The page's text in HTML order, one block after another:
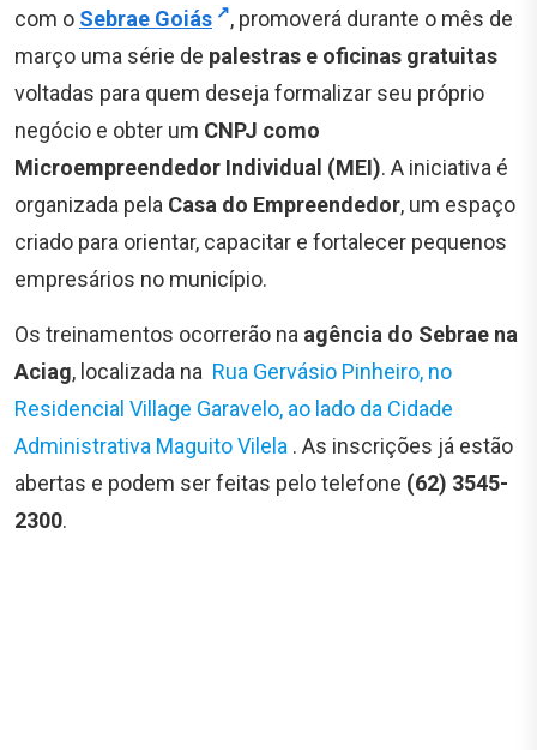
com o Sebrae Goiás
, promoverá durante o mês de
março uma série de palestras e oficinas gratuitas
voltadas para quem deseja formalizar seu próprio
negócio e obter um CNPJ como
Microempreendedor Individual (MEI). A iniciativa é
organizada pela Casa do Empreendedor, um espaço
criado para orientar, capacitar e fortalecer pequenos
empresários no município.
Os treinamentos ocorrerão na agência do Sebrae na
Aciag, localizada na Rua Gervásio Pinheiro, no
Residencial Village Garavelo, ao lado da Cidade
Administrativa Maguito Vilela . As inscrições já estão
abertas e podem ser feitas pelo telefone (62) 3545-
2300.